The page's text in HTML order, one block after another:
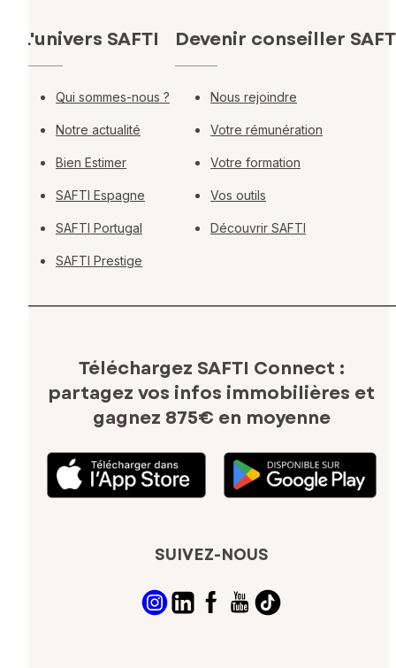
L'univers SAFTI
Qui sommes-nous ?
Notre actualité
Bien Estimer
SAFTI Espagne
SAFTI Portugal
SAFTI Prestige
Devenir conseiller
Nous rejoindre
Votre rémunération
Votre formation
Vos outils
Découvrir SAFTI
Téléchargez SAFTI Connect :
partagez vos infos immobilières et
gagnez 875€ en moyenne
SUIVEZ-NOUS